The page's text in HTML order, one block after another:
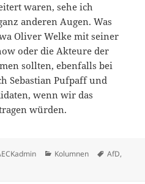
waren, sehe ich
anderen Augen. Was
Oliver Welke mit seiner
oder die Akteure der
sollten, ebenfalls bei
Sebastian Pufpaff und
wenn wir das
würden.
Kategorien
Kolumnen AfD,